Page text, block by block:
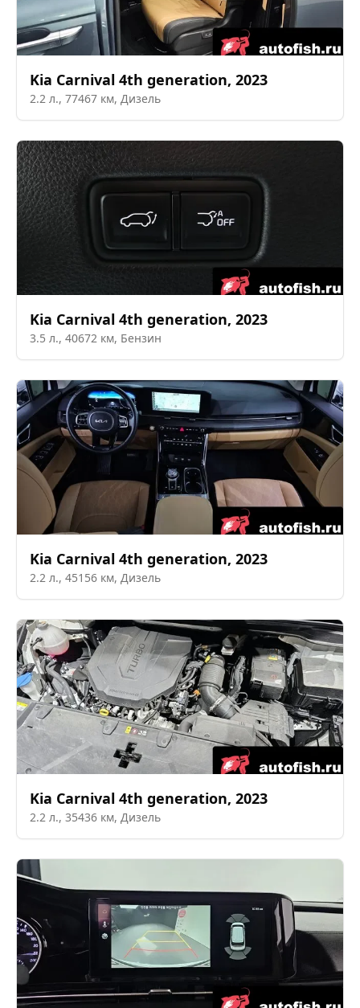
Kia Carnival 4th generation, 2023
2.2 л., 77467 км, Дизель
Kia Carnival 4th generation, 2023
3.5 л., 40672 км, Бензин
Kia Carnival 4th generation, 2023
2.2 л., 45156 км, Дизель
Kia Carnival 4th generation, 2023
2.2 л., 35436 км, Дизель